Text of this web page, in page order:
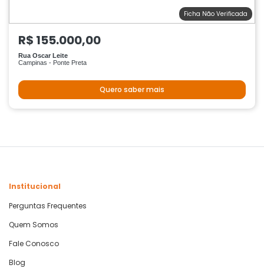
Ficha Não Verificada
R$ 155.000,00
Rua Oscar Leite
Campinas - Ponte Preta
Quero saber mais
Institucional
Perguntas Frequentes
Quem Somos
Fale Conosco
Blog